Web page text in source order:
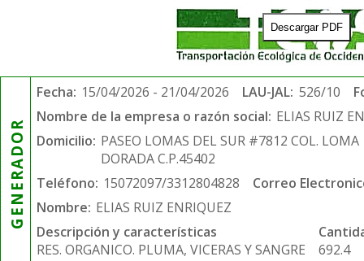
Descargar PDF
GENERADOR
Fecha: 15/04/2026 - 21/04/2026 LAU-JAL: 526/10
Nombre de la empresa o razón social: ELIAS RUIZ
Domicilio: PASEO LOMAS DEL SUR #7812 COL. LOMA
DORADA C.P.45402
Teléfono: 15072097/3312804828
Correo
Nombre: ELIAS RUIZ ENRIQUEZ
Descripción y características
RES. ORGANICO. PLUMA, VICERAS Y SANGRE
692.4